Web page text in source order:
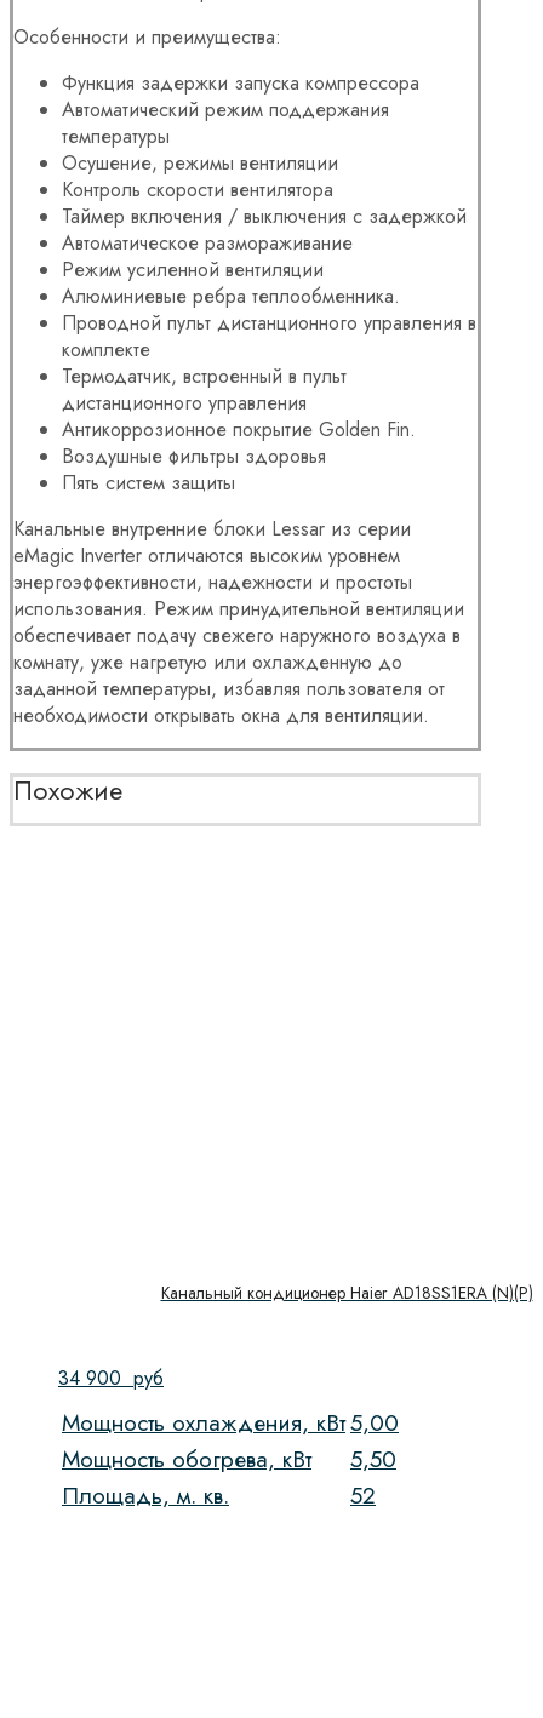
Особенности и преимущества:
Функция задержки запуска компрессора
Автоматический режим поддержания
температуры
Осушение, режимы вентиляции
Контроль скорости вентилятора
Таймер включения / выключения с задержкой
Автоматическое размораживание
Режим усиленной вентиляции
Алюминиевые ребра теплообменника.
Проводной пульт дистанционного управления в
комплекте
Термодатчик, встроенный в пульт
дистанционного управления
Антикоррозионное покрытие Golden Fin.
Воздушные фильтры здоровья
Пять систем защиты
Канальные внутренние блоки Lessar из серии
eMagic Inverter отличаются высоким уровнем
энергоэффективности, надежности и простоты
использования. Режим принудительной вентиляции
обеспечивает подачу свежего наружного воздуха в
комнату, уже нагретую или охлажденную до
заданной температуры, избавляя пользователя от
необходимости открывать окна для вентиляции.
Похожие
Канальный кондиционер Haier AD18SS1ERA (N)(P)
34 900 руб
Мощность охлаждения, кВт5,00
Мощность обогрева, кВт
5,50
Площадь, м. кв.
52